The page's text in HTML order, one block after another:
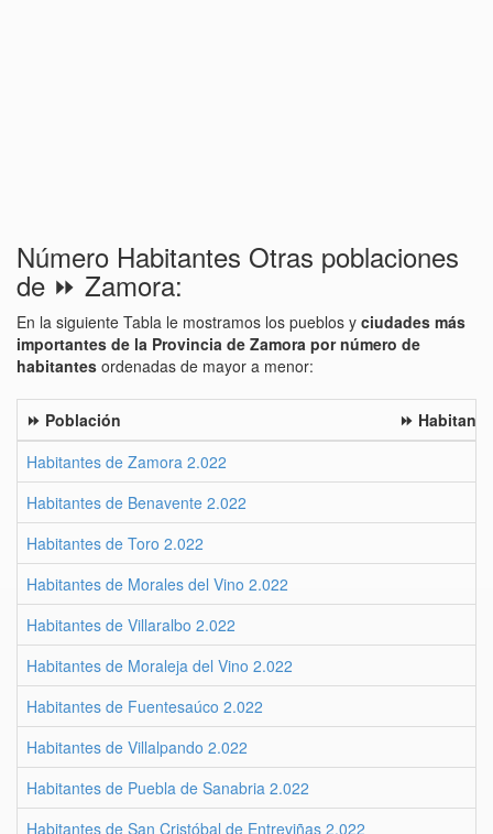
Número Habitantes Otras poblaciones
de ⏩ Zamora:
En la siguiente Tabla le mostramos los pueblos y ciudades más
importantes de la Provincia de Zamora por número de
habitantes ordenadas de mayor a menor:
⏩ Población
⏩
Habitantes de Zamora 2.022
Habitantes de Benavente 2.022
Habitantes de Toro 2.022
Habitantes de Morales del Vino 2.022
Habitantes de Villaralbo 2.022
Habitantes de Moraleja del Vino 2.022
Habitantes de Fuentesaúco 2.022
Habitantes de Villalpando 2.022
Habitantes de Puebla de Sanabria 2.022
Habitantes de San Cristóbal de Entreviñas 2.022